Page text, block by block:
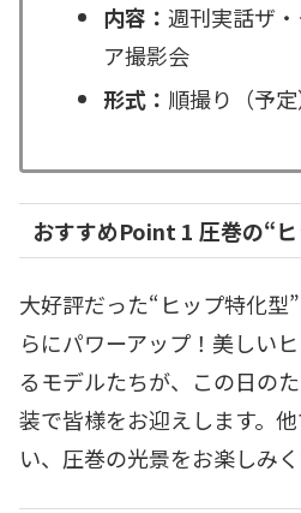
内容： 週刊実話ザ
ア撮影会
形式： 順撮り（予定
おすすめPoint 1 圧巻の“
大好評だった“ヒップ特化型
らにパワーアップ！美しい
るモデルたちが、この日の
装で皆様をお迎えします。
い、圧巻の光景をお楽しみく